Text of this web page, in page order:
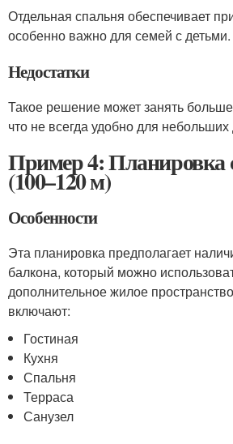
Отдельная спальня обеспечивает
особенно важно для семей с детьми.
Недостатки
Такое решение может занять
что не всегда удобно для
Пример 4: Планировка
(100–120 м)
Особенности
Эта планировка предполагает
балкона, который можно
дополнительное жилое
включают:
Гостиная
Кухня
Спальня
Терраса
Санузел